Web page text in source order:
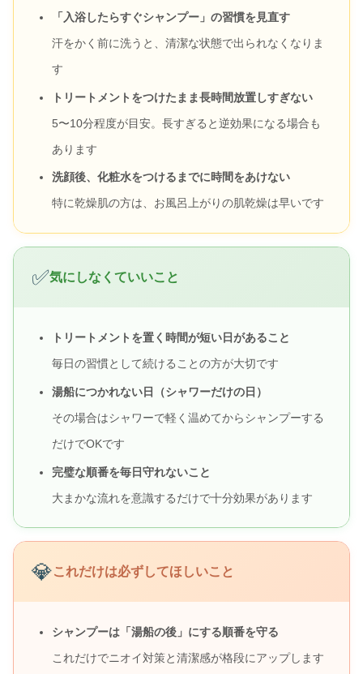
「入浴したらすぐシャンプー」の習慣を見直す
汗をかく前に洗うと、清潔な状態で出られなくなりま
す
トリートメントをつけたまま長時間放置しすぎない
5〜10分程度が目安。長すぎると逆効果になる場合も
あります
洗顔後、化粧水をつけるまでに時間をあけない
特に乾燥肌の方は、お風呂上がりの肌乾燥は早いです
✅気にしなくていいこと
トリートメントを置く時間が短い日があること
毎日の習慣として続けることの方が大切です
湯船につかれない日（シャワーだけの日）
その場合はシャワーで軽く温めてからシャンプーする
だけでOKです
完璧な順番を毎日守れないこと
大まかな流れを意識するだけで十分効果があります
💎これだけは必ずしてほしいこと
シャンプーは「湯船の後」にする順番を守る
これだけでニオイ対策と清潔感が格段にアップします